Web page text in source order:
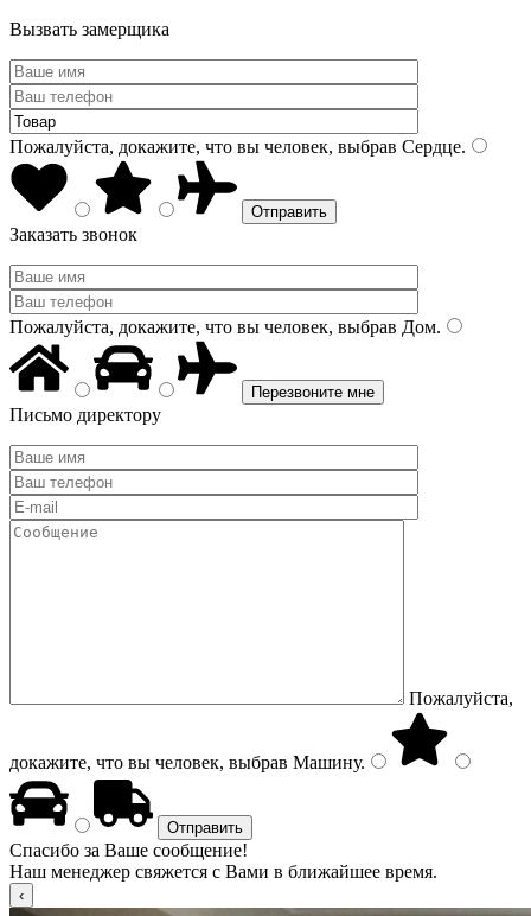
Вызвать замерщика
Пожалуйста, докажите, что вы человек, выбрав Сердце.
Заказать звонок
Пожалуйста, докажите, что вы человек, выбрав Дом.
Письмо директору
Пожалуйста,
докажите, что вы человек, выбрав Машину.
Спасибо за Ваше сообщение!
Наш менеджер свяжется с Вами в ближайшее время.